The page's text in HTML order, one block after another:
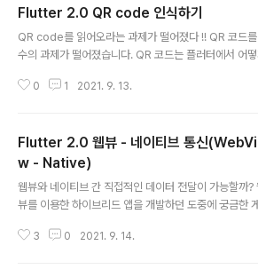
요. https://pub.dev/packages/
설치했다면 android의 경우 android/app/src/
Flutter 2.0 QR code 인식하기
QR code를 읽어오라는 과제가 떨어졌다 !! QR 코드
수의 과제가 떨어졌습니다. QR 코드는 플러터에서 어떻
를 거칠 필요 없이 10분 안에 구현하실 수 있도록 정리
데, 참고하실 분들은 아래 링크를 통해 참고해주세요
y.com/368 권한을 얻었다면 이제 qr코드를 scan해볼
키지를 하나설치해줍니다. 이름은 qrscan 입니다. 설치
0 1 2021. 9. 13.
Flutter 2.0 웹뷰 - 네이티브 통신
w - Native)
웹뷰와 네이티브 간 직접적인 데이터 전달이 가능할까?
뷰를 이용한 하이브리드 앱을 개발하던 도중에 궁금한 게
(네이티브)으로 데이터를 전달하거나, 반대로 네이티브 앱
3 0 2021. 9. 14.